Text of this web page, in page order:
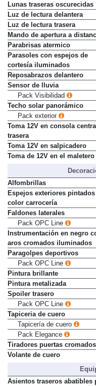
Lunas traseras oscurecidas
Luz de lectura delantera
Luz de lectura trasera
Mando de apertura a
Parabrisas atermico
Parasoles con espejos de
cortesía iluminados
Reposabrazos delantero
Sensor de lluvia
Pack Visibilidad
Techo solar panorámico
Pack exterior
Toma 12V en consola central
trasera
Toma 12V en salpicadero
Toma de 12V en el maletero
Alfombrillas
Espejos exteriores pintados
color carrocería
Faldones laterales
Pack OPC Line
Instrumentación en negro
aros cromados iluminados
Paragolpes deportivos
Pack OPC Line
Pintura brillante
Pintura metalizada
Spoiler trasero
Pack OPC Line
Tapiceria de cuero
Tapicería de cuero
Pack Elegance
Tiradores puertas cromados
Volante de cuero
Asientos traseros abatibles